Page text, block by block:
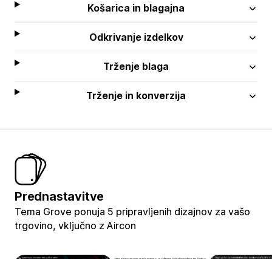
Košarica in blagajna
Odkrivanje izdelkov
Trženje blaga
Trženje in konverzija
Prednastavitve
Tema Grove ponuja 5 pripravljenih dizajnov za vašo
trgovino, vključno z Aircon